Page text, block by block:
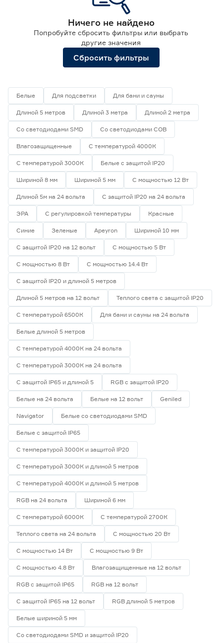
Ленты диодные для сухих помещений
Декоративная подсветка (до 990 лм/м)
Освещение дополнительное (1000-1490 лм/м)
Освещение основное (от 1500 лм/м)
Цвет свечения
2700-3000К - Теплый
3500-4100К - Нейтральный
5000-6500К - Холодный
Регулируемый (белый)
Цветной
Цветовая температура (К)
2700 (теплый)
2700-3000 (теплый)
3000 (теплый)
4000 (нейтральный)
0
Ещё 4
Степень защиты (IP)
20 33 65
67 68
Длина (м)
1 1,2 2
3 5
5 6
Ещё 1
Напряжение (В)
5 12
230
Мощность (Вт/м)
8
Ещё 11
Ничего не найдено
Попробуйте сбросить фильтры или выбрать
другие значения
Сбросить фильтры
Белые Для подсветки Для бани и сауны
Длиной 5 метров Длиной 3 метра Длиной 2 метра
Со светодиодами SMD Со светодиодами СОВ
Влагозащищенные С температурой 4000К
С температурой 3000К Белые с защитой IP20
Шириной 8 мм Шириной 5 мм С мощностью 12 Вт
Длиной 5м на 24 вольта С защитой IP20 на 24 вольта
ЭРА С регулировкой температуры Красные
Синие Зеленые Apeyron Шириной 10 мм
С защитой IP20 на 12 вольт С мощностью 5 Вт
С мощностью 8 Вт С мощностью 14.4 Вт
С защитой IP20 и длиной 5 метров
Длиной 5 метров на 12 вольт Теплого света с защитой IP20
С температурой 6500К Для бани и сауны на 24 вольта
Белые длиной 5 метров
С температурой 4000К на 24 вольта
С температурой 3000К на 24 вольта
С защитой IP65 и длиной 5 RGB с защитой IP20
Белые на 24 вольта Белые на 12 вольт Geniled
Navigator Белые со светодиодами SMD
Белые с защитой IP65
С температурой 3000К и защитой IP20
С температурой 3000К и длиной 5 метров
С температурой 4000К и длиной 5 метров
RGB на 24 вольта Шириной 6 мм
С температурой 6000К С температурой 2700К
Теплого света на 24 вольта С мощностью 20 Вт
С мощностью 14 Вт С мощностью 9 Вт
С мощностью 4.8 Вт Влагозащищенные на 12 вольт
RGB с защитой IP65 RGB на 12 вольт
С защитой IP65 на 12 вольт RGB длиной 5 метров
Белые шириной 5 мм
Со светодиодами SMD и защитой IP20